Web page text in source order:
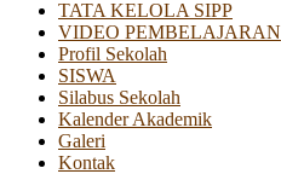
TATA KELOLA SIPP
VIDEO PEMBELAJARAN
Profil Sekolah
SISWA
Silabus Sekolah
Kalender Akademik
Galeri
Kontak